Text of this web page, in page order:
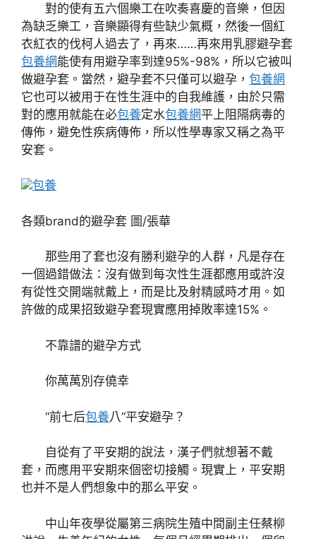
對的使有五六個樂工在吹奏喜慶的音樂，但因
為缺乏樂工，音樂顯得有些缺少氣概，然後一個紅
衣紅衣的伐柯人過去了，再來……再來用乳膠避孕套
包養網能使有用避孕率到達95%-98%，所以它被叫
做避孕套。當然，避孕套不只僅可以避孕， 包養網
它也可以被用于在性生涯中的自我維護，由於只需
對的應用就能在必包養定水包養網平上阻隔病毒的
傳佈，避免性疾病傳佈，所以性學專家又稱之為平
安套。
包養
各類brand的避孕套 圖/張華
那些用了套也沒有勝利避孕的人群，凡是存在
一個過錯做法：沒有做到每次性生涯都應用或許沒
有從性交開端就戴上，而是比及射精感時才用。如
許做的成果招致避孕套現實應用掉敗率達15%。
不靠譜的避孕方式
你萬萬別存僥幸
“前七后包養八”平安避孕？
自從有了平安期的說法，漢子們就想著不戴
套，而應用平安期來個密切接觸。現實上，平安期
也并不是人們想象中的那么平安。
中山年夜學從屬第三病院生殖中間副主任蔡柳